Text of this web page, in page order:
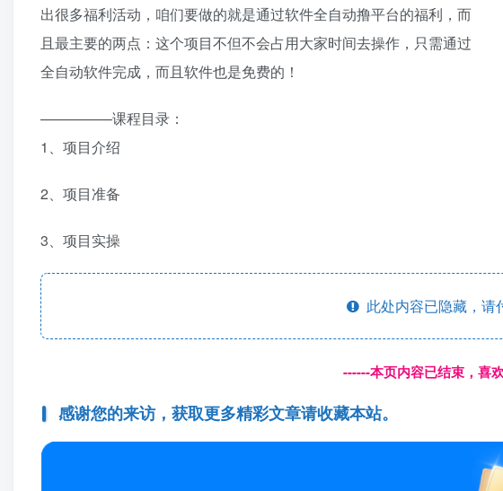
出很多福利活动，咱们要做的就是通过软件全自动撸平台的福利，而
且最主要的两点：这个项目不但不会占用大家时间去操作，只需通过
全自动软件完成，而且软件也是免费的！
—————课程目录：
1、项目介绍
2、项目准备
3、项目实操
此处内容已隐藏，请
------本页内容已结束，喜
感谢您的来访，获取更多精彩文章请收藏本站。